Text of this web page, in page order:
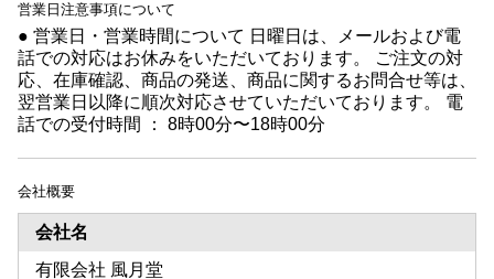
営業日注意事項について
● 営業日・営業時間について 日曜日は、メールおよび電
話での対応はお休みをいただいております。 ご注文の対
応、在庫確認、商品の発送、商品に関するお問合せ等は、
翌営業日以降に順次対応させていただいております。 電
話での受付時間 ： 8時00分〜18時00分
会社概要
会社名
有限会社 風月堂